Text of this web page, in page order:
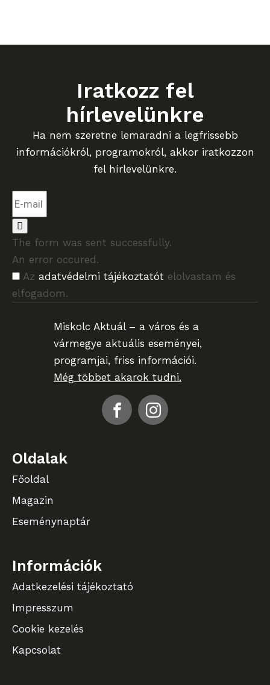
Iratkozz fel
hírlevelünkre
Ha nem szeretne lemaradni a legfrissebb
információkról, programokról, akkor iratkozzon
fel hírlevelünkre.
The form was sent successfully.
An error occured.
Az adatvédelmi tájékoztatót elolvastam és
elfogadom.
Miskolc Aktuál – a város és a
vármegye aktuális eseményei,
programjai, friss információi.
Még többet akarok tudni.
Oldalak
Főoldal
Magazin
Eseménynaptár
Információk
Adatkezelési tájékoztató
Impresszum
Cookie kezelés
Kapcsolat